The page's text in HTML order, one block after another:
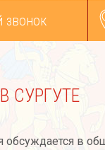
звонок
СУРГУТЕ
обсуждается в